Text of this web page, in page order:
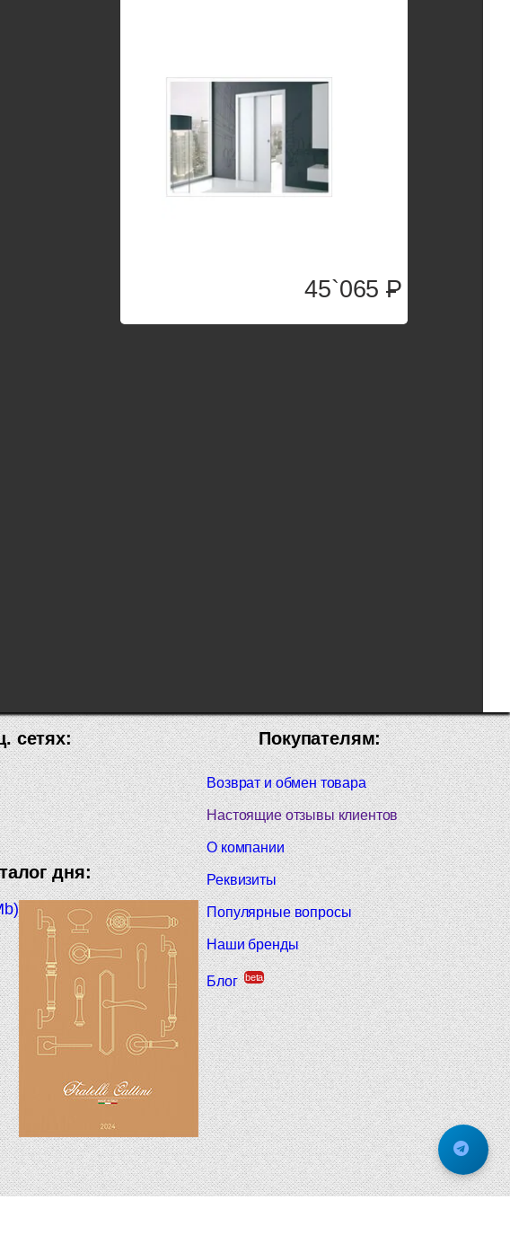
45`065P
Покупателям:
Возврат и обмен товара
Настоящие отзывы клиентов
О компании
Реквизиты
Популярные вопросы
Наши бренды
Блог beta
сетях:
дня: